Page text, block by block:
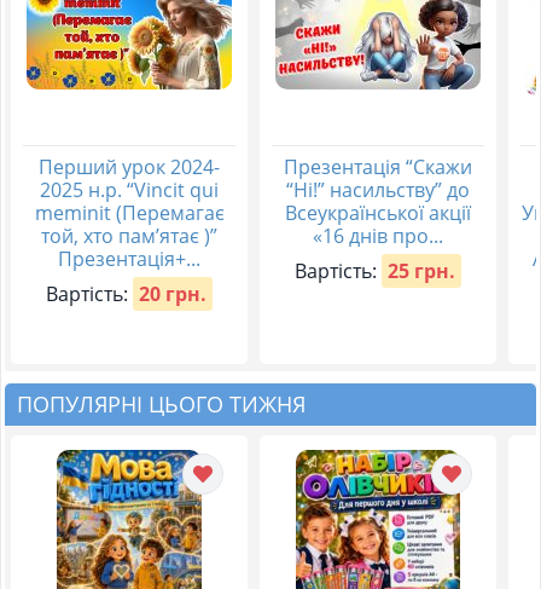
Перший урок 2024-
2025 н.р. “Vincit qui
meminit (Перемагає
той, хто пам’ятає )”
Презентація+...
Вартість: 20 грн.
Презентація “Скажи
“Ні!” насильству” до
Всеукраїнської акції
«16 днів про...
Вартість: 25 грн.
ПОПУЛЯРНІ ЦЬОГО ТИЖНЯ